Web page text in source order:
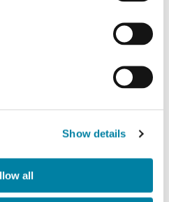
Show details
all
recibió
-
Strategy"